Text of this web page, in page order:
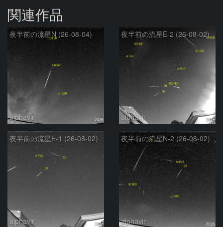
関連作品
夜半前の流星N (26-08-04)
alphavir
夜半前の流星E-2 (26-08-02)
alphavir
夜半前の流星E-1 (26-08-02)
alphavir
夜半前の流星N-2 (26-08-02)
alphavir